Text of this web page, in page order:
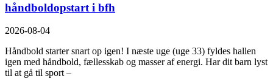
håndboldopstart i bfh
2026-08-04
Håndbold starter snart op igen! I næste uge (uge 33) fyldes hallen
igen med håndbold, fællesskab og masser af energi. Har dit barn lyst
til at gå til sport –